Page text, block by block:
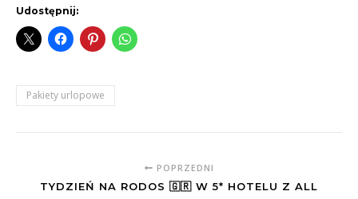
Udostępnij:
Pakiety urlopowe
POPRZEDNI
TYDZIEŃ NA RODOS 🇬🇷 W 5* HOTELU Z ALL